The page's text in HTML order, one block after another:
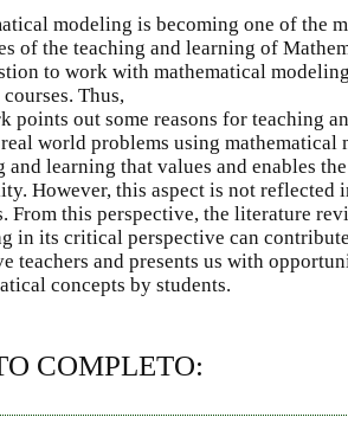
modeling is becoming one of the
of the teaching and learning of
to work with mathematical
Thus,
points out some reasons for teaching
world problems using mathematical
and learning that values and enables
However, this aspect is not reflected
From this perspective, the literature
in its critical perspective can
teachers and presents us with
concepts by students.
COMPLETO: